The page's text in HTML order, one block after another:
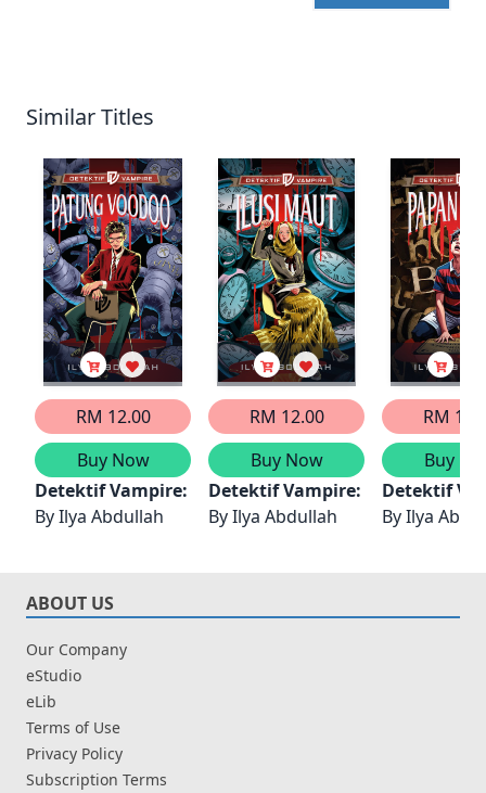
Similar Titles
RM 12.00
Buy Now
Detektif Vampire: Patung Voodoo
ByIlya Abdullah
RM 12.00
Buy Now
Detektif Vampire: Ilusi Maut
ByIlya Abdullah
RM
Buy
Detektif
ByIlya
ABOUT US
Our Company
eStudio
eLib
Terms of Use
Privacy Policy
Subscription Terms